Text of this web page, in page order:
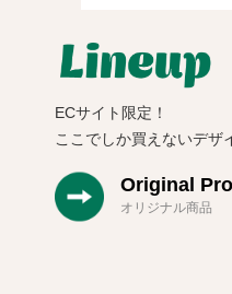
ECサイト限定！
ここでしか買えないデザ
Original
オリジナル商品